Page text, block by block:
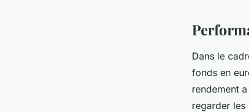
Dans le
fonds en
rendement
regarder les